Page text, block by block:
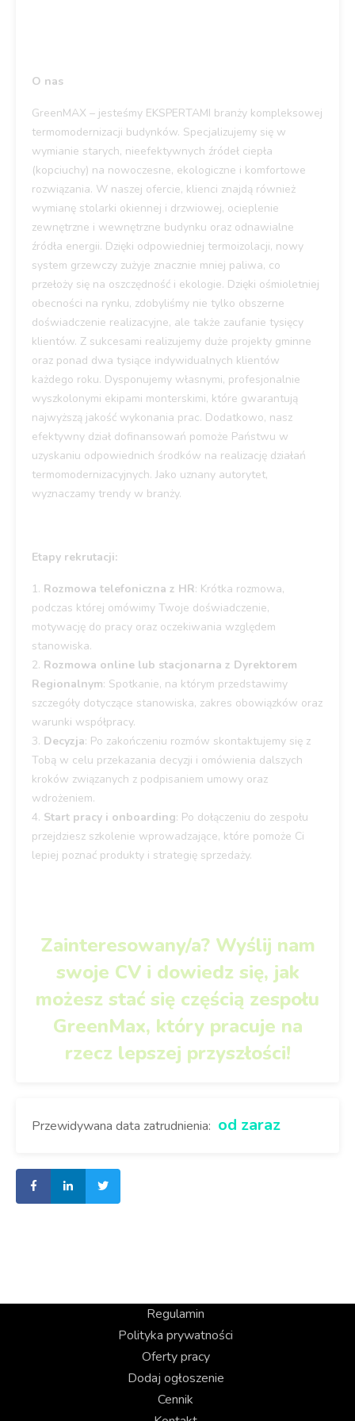
O nas
GreenMAX – jesteśmy EKSPERTAMI branży kompleksowej
termomodernizacji budynków. Specjalizujemy się w
wymianie starych, nieefektywnych źródeł ciepła
(kopciuchy) na nowoczesne, ekologiczne i komfortowe
rozwiązania. W naszej ofercie, klienci znajdą również
wymianę stolarki okiennej i drzwiowej, ocieplenie
zewnętrzne i wewnętrzne budynku oraz odnawialne
źródła energii. Dzięki odpowiedniej termoizolacji, nowy
system grzewczy zużyje znacznie mniej paliwa, co
przełoży się na oszczędność i ekologie. Dzięki ośmioletniej
obecności na rynku, zdobyliśmy nie tylko obszerne
doświadczenie realizacyjne, ale także zaufanie tysięcy
klientów. Z sukcesami realizujemy duże projekty gminne
oraz ponad dwa tysiące indywidualnych klientów
każdego roku. Dysponujemy własnymi, profesjonalnie
wyszkolonymi ekipami monterskimi, które gwarantują
najwyższą jakość wykonania prac. Dodatkowo, nasz
efektywny dział dofinansowań pomoże Państwu w
uzyskaniu odpowiednich środków na realizację działań
termomodernizacyjnych. Jako uznany autorytet,
wyznaczamy trendy w branży.
Etapy rekrutacji:
1️. Rozmowa telefoniczna z HR: Krótka rozmowa,
podczas której omówimy Twoje doświadczenie,
motywację do pracy oraz oczekiwania względem
stanowiska.
2️. Rozmowa online lub stacjonarna z Dyrektorem
Regionalnym: Spotkanie, na którym przedstawimy
szczegóły dotyczące stanowiska, zakres obowiązków oraz
warunki współpracy.
3️. Decyzja: Po zakończeniu rozmów skontaktujemy się z
Tobą w celu przekazania decyzji i omówienia dalszych
kroków związanych z podpisaniem umowy oraz
wdrożeniem.
4. Start pracy i onboarding: Po dołączeniu do zespołu
przejdziesz szkolenie wprowadzające, które pomoże Ci
lepiej poznać produkty i strategię sprzedaży.
Zainteresowany/a? Wyślij nam
swoje CV i dowiedz się, jak
możesz stać się częścią zespołu
GreenMax, który pracuje na
rzecz lepszej przyszłości!
Przewidywana data zatrudnienia: od zaraz
Regulamin
Polityka prywatności
Oferty pracy
Dodaj ogłoszenie
Cennik